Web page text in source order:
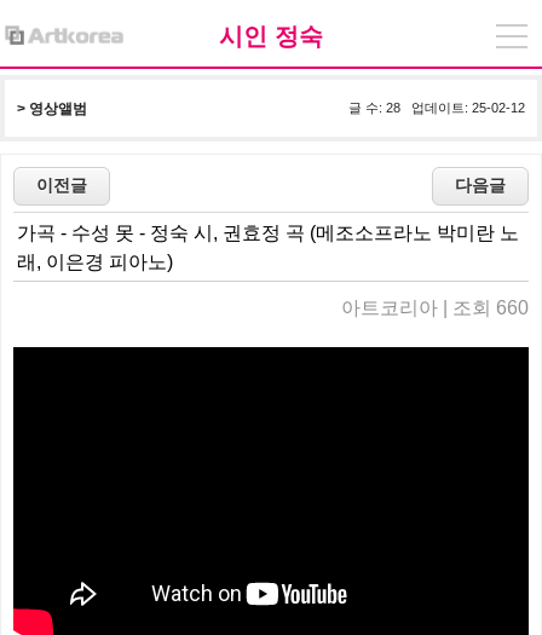
시인 정숙
글 수: 28 업데이트: 25-02-12
> 영상앨범
가곡 - 수성 못 - 정숙 시, 권효정 곡 (메조소프라노 박미란 노
래, 이은경 피아노)
아트코리아 | 조회 660